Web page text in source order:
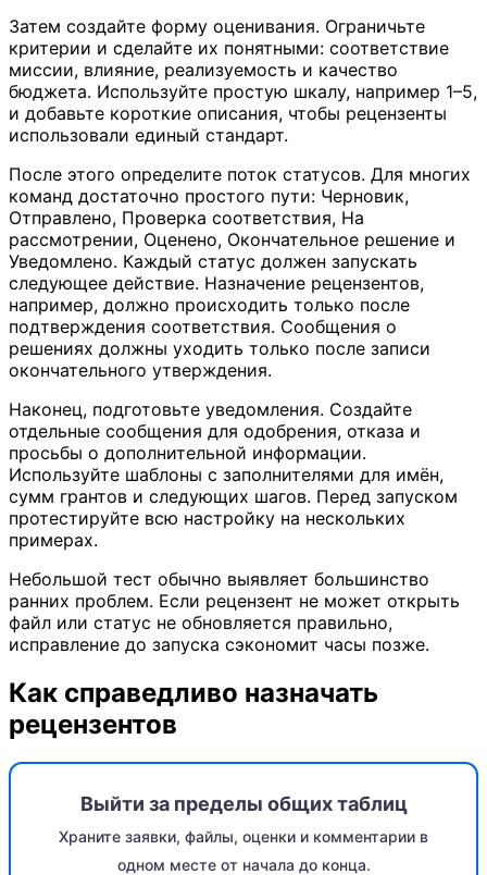
Затем создайте форму оценивания. Ограничьте
критерии и сделайте их понятными: соответствие
миссии, влияние, реализуемость и качество
бюджета. Используйте простую шкалу, например 1–5,
и добавьте короткие описания, чтобы рецензенты
использовали единый стандарт.
После этого определите поток статусов. Для многих
команд достаточно простого пути: Черновик,
Отправлено, Проверка соответствия, На
рассмотрении, Оценено, Окончательное решение и
Уведомлено. Каждый статус должен запускать
следующее действие. Назначение рецензентов,
например, должно происходить только после
подтверждения соответствия. Сообщения о
решениях должны уходить только после записи
окончательного утверждения.
Наконец, подготовьте уведомления. Создайте
отдельные сообщения для одобрения, отказа и
просьбы о дополнительной информации.
Используйте шаблоны с заполнителями для имён,
сумм грантов и следующих шагов. Перед запуском
протестируйте всю настройку на нескольких
примерах.
Небольшой тест обычно выявляет большинство
ранних проблем. Если рецензент не может открыть
файл или статус не обновляется правильно,
исправление до запуска сэкономит часы позже.
Как справедливо назначать
рецензентов
Выйти за пределы общих таблиц
Храните заявки, файлы, оценки и комментарии в
одном месте от начала до конца.